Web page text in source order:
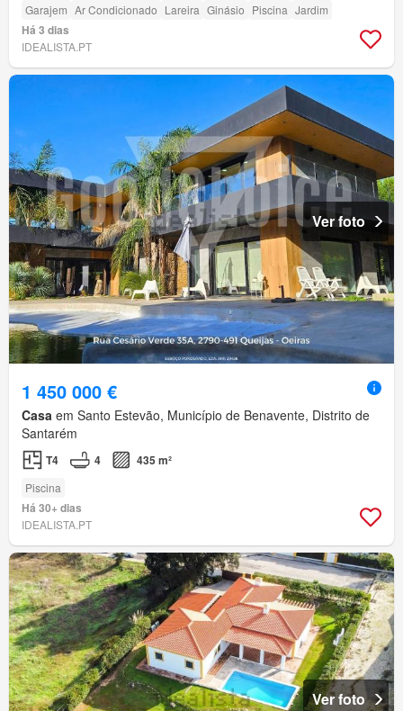
Garajem Ar Condicionado Lareira Ginásio Piscina Jardim
Há 3 dias
IDEALISTA.PT
Ver foto
1 450 000 €
Casa em Santo Estevão, Município de Benavente, Distrito de
Santarém
T4 4 435 m²
Piscina
Há 30+ dias
IDEALISTA.PT
Ver foto